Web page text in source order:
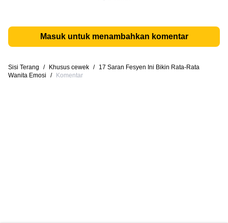
Masuk untuk menambahkan komentar
Sisi Terang / Khusus cewek /
17 Saran Fesyen Ini Bikin Rata-Rata
Wanita Emosi
/ Komentar